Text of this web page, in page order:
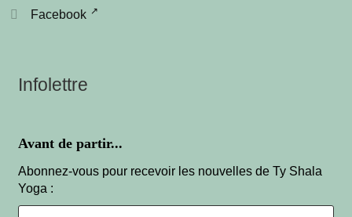
Facebook
Infolettre
Avant de partir...
Abonnez-vous pour recevoir les nouvelles de Ty Shala
Yoga :